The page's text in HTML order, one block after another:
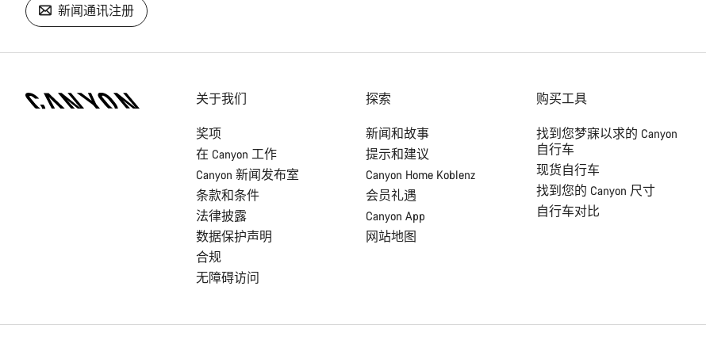
新闻通讯注册
关于我们
奖项
在 Canyon 工作
Canyon 新闻发布室
条款和条件
法律披露
数据保护声明
合规
无障碍访问
探索
新闻和故事
提示和建议
Canyon Home Koblenz
会员礼遇
Canyon App
网站地图
购买工具
找到您梦寐以求的 Canyon
自行车
现货自行车
找到您的 Canyon 尺寸
自行车对比